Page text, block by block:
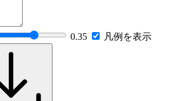
0.35 凡例を表示